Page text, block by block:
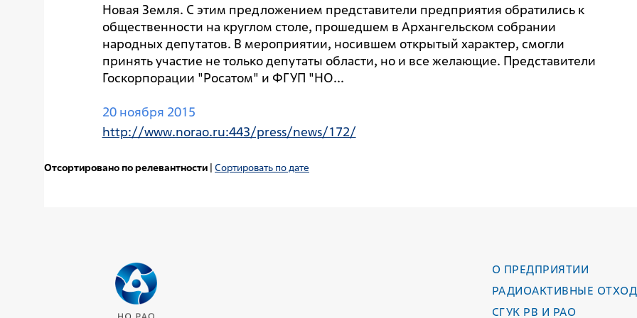
Новая Земля. С этим предложением представители предприятия обратились к
общественности на круглом столе, прошедшем в Архангельском собрании
народных депутатов. В мероприятии, носившем открытый характер, смогли
принять участие не только депутаты области, но и все желающие. Представители
Госкорпорации "Росатом" и ФГУП "НО...
20 ноября 2015
http://www.norao.ru:443/press/news/172/
Отсортировано по релевантности | Сортировать по дате
О ПРЕДПРИЯТИИ
РАДИОАКТИВНЫЕ
СГУК РВ И РАО